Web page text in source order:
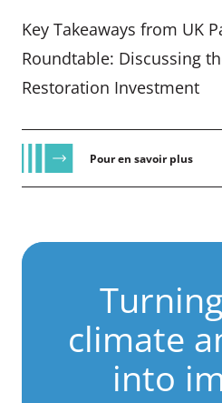
Key Takeaways from UK
Roundtable: Discussing
Restoration Investment
Pour en savoir plus
climate
into